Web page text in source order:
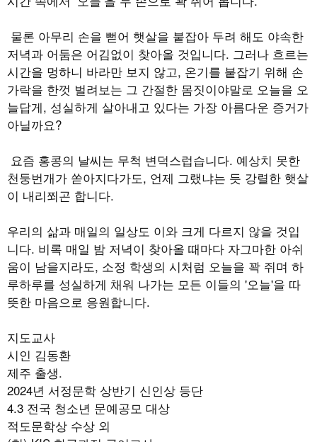
물론 아무리 손을 뻗어 햇살을 붙잡아 두려 해도 야속한
저녁과 어둠은 어김없이 찾아올 것입니다. 그러나 흐르는
시간을 멍하니 바라만 보지 않고, 온기를 붙잡기 위해 손
가락을 한껏 벌려보는 그 간절한 몸짓이야말로 오늘을 오
늘답게, 성실하게 살아내고 있다는 가장 아름다운 증거가
아닐까요?
요즘 홍콩의 날씨는 무척 변덕스럽습니다. 예상치 못한
천둥번개가 쏟아지다가도, 언제 그랬냐는 듯 강렬한 햇살
이 내리쬐곤 합니다.
우리의 삶과 매일의 일상도 이와 크게 다르지 않을 것입
니다. 비록 매일 밤 저녁이 찾아올 때마다 자그마한 아쉬
움이 남을지라도, 소정 학생의 시처럼 오늘을 꽉 쥐며 하
루하루를 성실하게 채워 나가는 모든 이들의 '오늘'을 따
뜻한 마음으로 응원합니다.
지도교사
시인 김동환
제주 출생.
2024년 서정문학 상반기 신인상 등단
4.3 전국 청소년 문예공모 대상
적도문학상 수상 외